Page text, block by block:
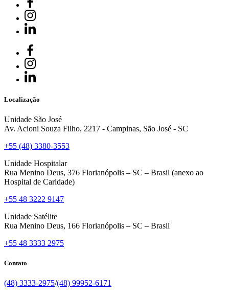
Localização
Unidade São José
Av. Acioni Souza Filho, 2217 - Campinas, São José - SC
+55 (48) 3380-3553
Unidade Hospitalar
Rua Menino Deus, 376 Florianópolis – SC – Brasil (anexo ao
Hospital de Caridade)
+55 48 3222 9147
Unidade Satélite
Rua Menino Deus, 166 Florianópolis – SC – Brasil
+55 48 3333 2975
Contato
(48) 3333-2975/(48) 99952-6171